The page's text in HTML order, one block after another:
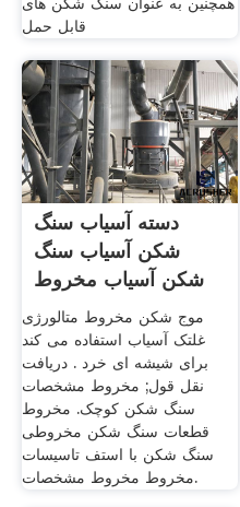
قابل حمل
دسته آسیاب سنگ
شکن آسیاب سنگ
شکن آسیاب مخروط
فک
موج شکن مخروط متالورژی
غلتک آسیاب استفاده می کند
برای شیشه ای خرد . دریافت
نقل قول; مخروط مشخصات
سنگ شکن کوچک. مخروط
قطعات سنگ شکن مخروطی
سنگ شکن با استف تاسیسات
مخروط مخروط مشخصات.